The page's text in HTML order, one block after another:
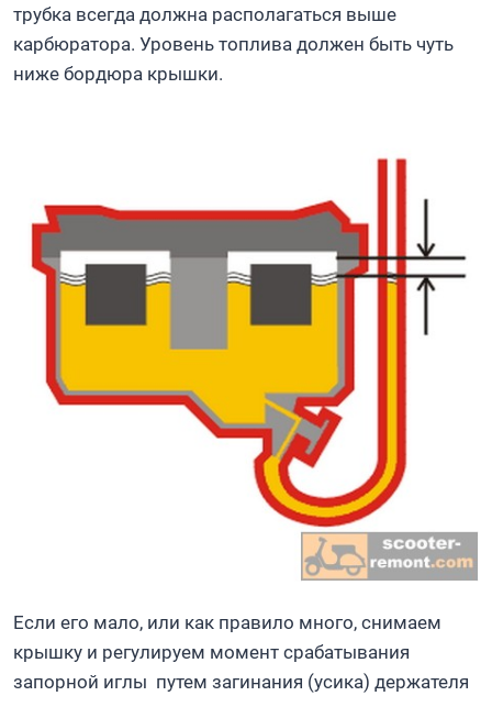
трубка всегда должна располагаться выше
карбюратора. Уровень топлива должен быть чуть
ниже бордюра крышки.
Если его мало, или как правило много, снимаем
крышку и регулируем момент срабатывания
запорной иглы путем загинания (усика) держателя